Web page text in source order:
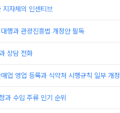
지자체의 인센티브
행과 관광진흥법 개정안 필독
상담 전화
업 영업 등록과 식약처 시행규칙 일부 개정
과 수입 주류 인기 순위